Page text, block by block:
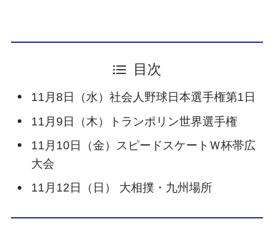
目次
11月8日（水）社会人野球日本選手権第1日
11月9日（木）トランポリン世界選手権
11月10日（金）スピードスケートＷ杯帯広
大会
11月12日（日） 大相撲・九州場所